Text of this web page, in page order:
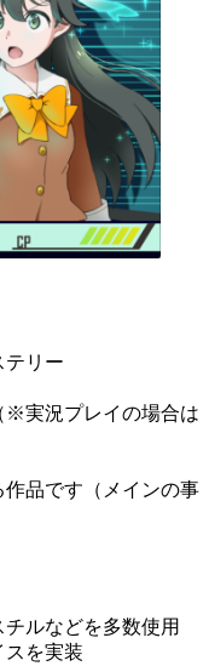
テリー
※実況プレイの場合は
作品です（メインの事
ルなどを多数使用
スを実装